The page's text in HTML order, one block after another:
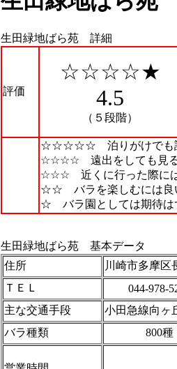
生田緑地ばら苑 詳細
評価
☆☆☆☆★
4.5
（５段階）
☆☆☆☆☆ 泊りがけでも訪
☆☆☆☆ 遠出をしても見る
☆☆☆ 近くに行った際に
☆☆ バラを楽しむには良
☆ バラ園としては期待は
生田緑地ばら苑 基本データ
住所
川崎市多摩区
ＴＥＬ
044-978-
主な交通手段
小田急線向ヶ
バラ種類
800種